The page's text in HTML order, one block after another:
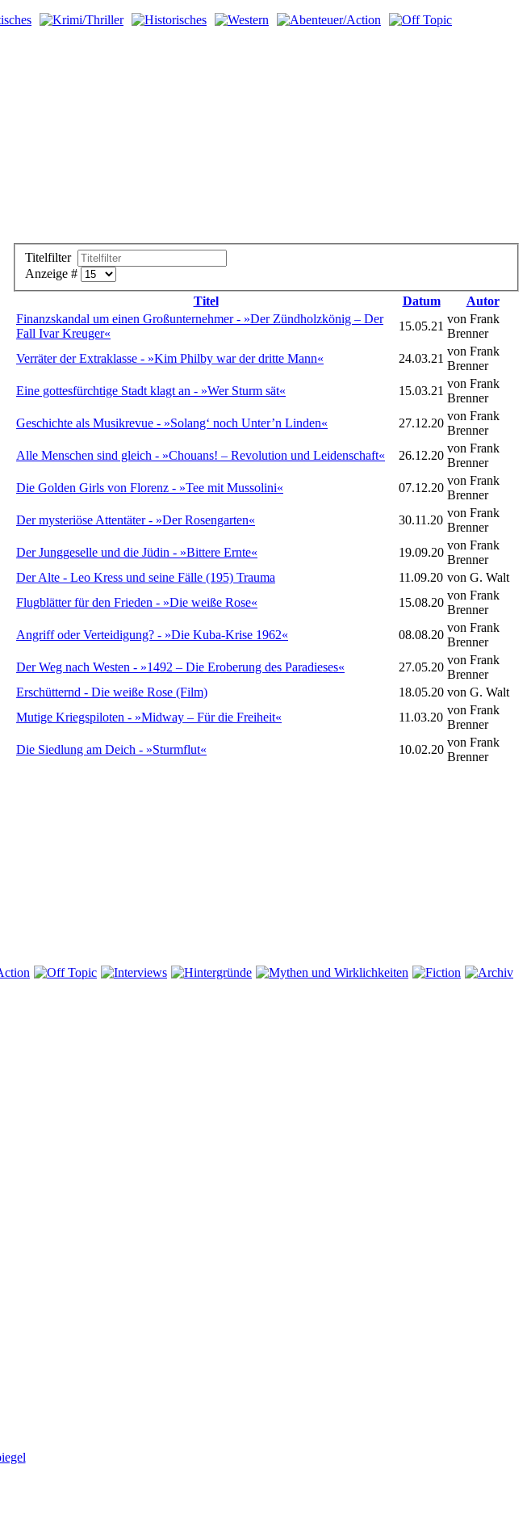
Titelfilter
Anzeige #
Titel
Datum
Autor
Finanzskandal um einen Großunternehmer - »Der Zündholzkönig – Der
Fall Ivar Kreuger«
15.05.21
von Frank
Brenner
Verräter der Extraklasse - »Kim Philby war der dritte Mann«
24.03.21
von Frank
Brenner
Eine gottesfürchtige Stadt klagt an - »Wer Sturm sät«
15.03.21
von Frank
Brenner
Geschichte als Musikrevue - »Solang‘ noch Unter’n Linden«
27.12.20
von Frank
Brenner
Alle Menschen sind gleich - »Chouans! – Revolution und Leidenschaft«
26.12.20
von Frank
Brenner
Die Golden Girls von Florenz - »Tee mit Mussolini«
07.12.20
von Frank
Brenner
Der mysteriöse Attentäter - »Der Rosengarten«
30.11.20
von Frank
Brenner
Der Junggeselle und die Jüdin - »Bittere Ernte«
19.09.20
von Frank
Brenner
Der Alte - Leo Kress und seine Fälle (195) Trauma
11.09.20 von G. Walt
Flugblätter für den Frieden - »Die weiße Rose«
15.08.20
von Frank
Brenner
Angriff oder Verteidigung? - »Die Kuba-Krise 1962«
08.08.20
von Frank
Brenner
Der Weg nach Westen - »1492 – Die Eroberung des Paradieses«
27.05.20
von Frank
Brenner
Erschütternd - Die weiße Rose (Film)
18.05.20 von G. Walt
Mutige Kriegspiloten - »Midway – Für die Freiheit«
11.03.20
von Frank
Brenner
Die Siedlung am Deich - »Sturmflut«
10.02.20
von Frank
Brenner